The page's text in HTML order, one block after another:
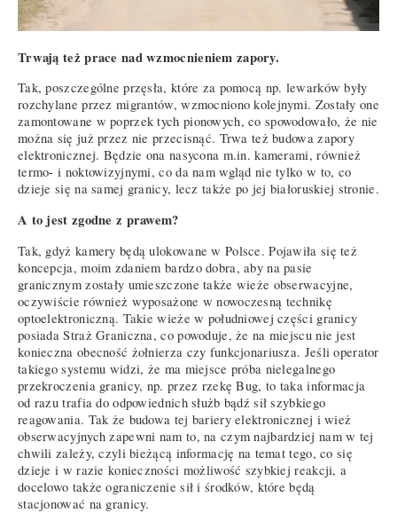
Trwają też prace nad wzmocnieniem zapory.
Tak, poszczególne przęsła, które za pomocą np. lewarków były
rozchylane przez migrantów, wzmocniono kolejnymi. Zostały one
zamontowane w poprzek tych pionowych, co spowodowało, że nie
można się już przez nie przecisnąć. Trwa też budowa zapory
elektronicznej. Będzie ona nasycona m.in. kamerami, również
termo- i noktowizyjnymi, co da nam wgląd nie tylko w to, co
dzieje się na samej granicy, lecz także po jej białoruskiej stronie.
A to jest zgodne z prawem?
Tak, gdyż kamery będą ulokowane w Polsce. Pojawiła się też
koncepcja, moim zdaniem bardzo dobra, aby na pasie
granicznym zostały umieszczone także wieże obserwacyjne,
oczywiście również wyposażone w nowoczesną technikę
optoelektroniczną. Takie wieże w południowej części granicy
posiada Straż Graniczna, co powoduje, że na miejscu nie jest
konieczna obecność żołnierza czy funkcjonariusza. Jeśli operator
takiego systemu widzi, że ma miejsce próba nielegalnego
przekroczenia granicy, np. przez rzekę Bug, to taka informacja
od razu trafia do odpowiednich służb bądź sił szybkiego
reagowania. Tak że budowa tej bariery elektronicznej i wież
obserwacyjnych zapewni nam to, na czym najbardziej nam w tej
chwili zależy, czyli bieżącą informację na temat tego, co się
dzieje i w razie konieczności możliwość szybkiej reakcji, a
docelowo także ograniczenie sił i środków, które będą
stacjonować na granicy.